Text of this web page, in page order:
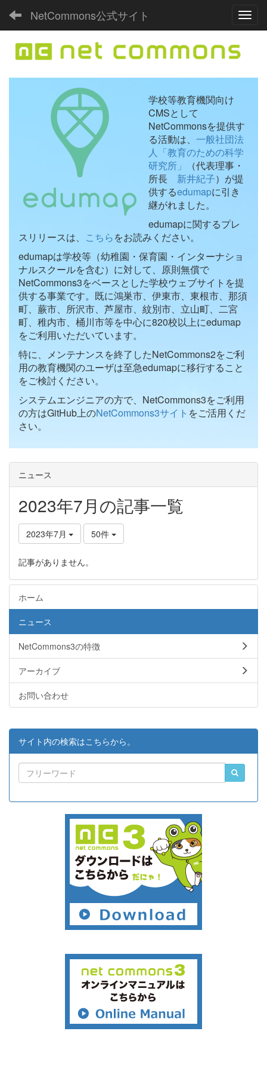
NetCommons公式サイト
学校等教育機関向け
CMSとして
NetCommonsを提供す
る活動は、 一般社団法
人「教育のための科学
研究所」
（代表理事・
所長 新井紀子）が提
供するedumapに引き
継がれました。
edumapに関するプレ
スリリースは、 こちらをお読みください。
edumapは学校等（幼稚園・保育園・インターナショ
ナルスクールを含む）に対して、原則無償で
NetCommons3をベースとした学校ウェブサイトを提
供する事業です。既に鴻巣市、伊東市、東根市、那須
町、蕨市、所沢市、芦屋市、紋別市、立山町、二宮
町、稚内市、桶川市等を中心に820校以上にedumap
をご利用いただいています。
特に、メンテナンスを終了したNetCommons2をご利
用の教育機関のユーザは至急edumapに移行すること
をご検討ください。
システムエンジニアの方で、NetCommons3をご利用
の方はGitHub上のNetCommons3サイト をご活用くだ
さい。
ニュース
2023年7月の記事一覧
2023年7月 50件
記事がありません。
ホーム
ニュース
NetCommons3の特徴
アーカイブ
お問い合わせ
サイト内の検索はこちらから。